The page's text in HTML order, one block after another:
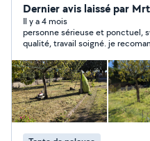
Interventions soignées,
Prestations proposées : Jardinage, tonte et entretien
extérieur Nettoyage de terrasse Entretien et nettoyage
de piscine Petit bricolage (montage, réparations,
fixations) Dépannage et aide informatique à domicile
Rangement garage, cave ️ Débarras grange /
dépendances Déchetterie Petite mécanique (selon
demande)
Dernier avis laissé par
Il y a 4 mois
personne sérieuse et ponctuel,
qualité, travail soigné. je